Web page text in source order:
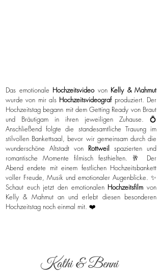
Das emotionale Hochzeitsvideovon Kelly & Mahmut
wurde von mir als Hochzeitsvideograf produziert. Der
Hochzeitstag begann mit dem Getting Ready von Braut
und Bräutigam in ihren jeweiligen Zuhause. 💍
Anschließend folgte die standesamtliche Trauung im
stilvollen Bankettsaal, bevor wir gemeinsam durch die
wunderschöne Altstadt von Rottweil spazierten und
romantische Momente filmisch festhielten. 🥂 Der
Abend endete mit einem festlichen Hochzeitsbankett
voller Freude, Musik und emotionaler Augenblicke. ✨
Schaut euch jetzt den emotionalen Hochzeitsfilmvon
Kelly & Mahmut an und erlebt diesen besonderen
Hochzeitstag noch einmal mit. ❤️
Kathi & Benni